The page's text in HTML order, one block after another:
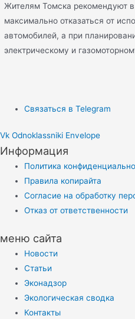
Жителям Томска рекомендуют
максимально отказаться от
автомобилей, а при
электрическому и
Связаться в Telegram
Vk Odnoklassniki Envelope
Информация
Политика
Правила копирайта
Согласие на обработку
Отказ от ответственности
меню сайта
Новости
Статьи
Эконадзор
Экологическая сводка
Контакты